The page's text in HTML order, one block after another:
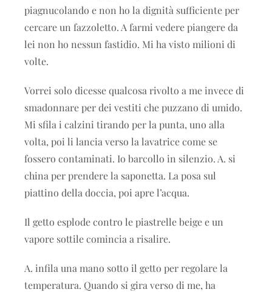
piagnucolando e non ho la dignità sufficiente per
cercare un fazzoletto. A farmi vedere piangere da
lei non ho nessun fastidio. Mi ha visto milioni di
volte.
Vorrei solo dicesse qualcosa rivolto a me invece di
smadonnare per dei vestiti che puzzano di umido.
Mi sfila i calzini tirando per la punta, uno alla
volta, poi li lancia verso la lavatrice come se
fossero contaminati. Io barcollo in silenzio. A. si
china per prendere la saponetta. La posa sul
piattino della doccia, poi apre l’acqua.
Il getto esplode contro le piastrelle beige e un
vapore sottile comincia a risalire.
A. infila una mano sotto il getto per regolare la
temperatura. Quando si gira verso di me, ha